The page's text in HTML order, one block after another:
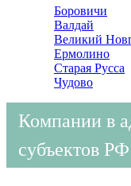
Боровичи
Валдай
Великий
Ермолино
Старая Русса
Чудово
Компании в
субъектов РФ